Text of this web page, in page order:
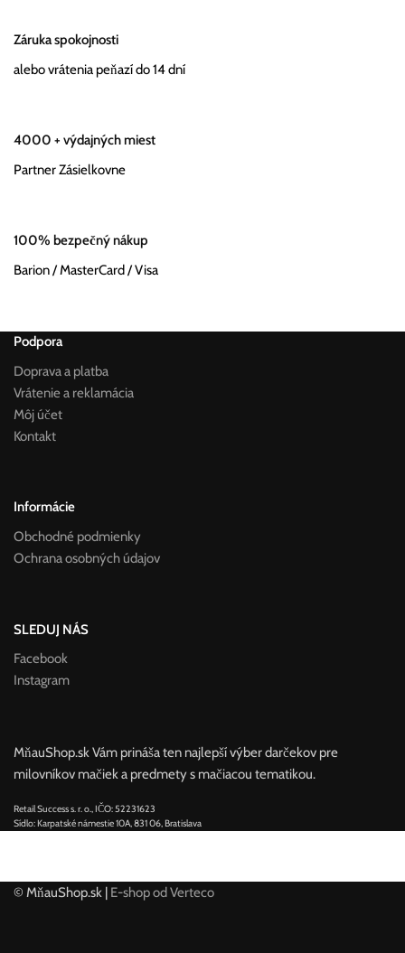
Záruka spokojnosti
alebo vrátenia peňazí do 14 dní
4000 + výdajných miest
Partner Zásielkovne
100% bezpečný nákup
Barion / MasterCard / Visa
Podpora
Doprava a platba
Vrátenie a reklamácia
Môj účet
Kontakt
Informácie
Obchodné podmienky
Ochrana osobných údajov
SLEDUJ NÁS
Facebook
Instagram
MňauShop.sk Vám prináša ten najlepší výber darčekov pre
milovníkov mačiek a predmety s mačiacou tematikou.
Retail Success s. r. o., IČO: 52231623
Sídlo: Karpatské námestie 10A, 831 06, Bratislava
© MňauShop.sk | E-shop od Verteco